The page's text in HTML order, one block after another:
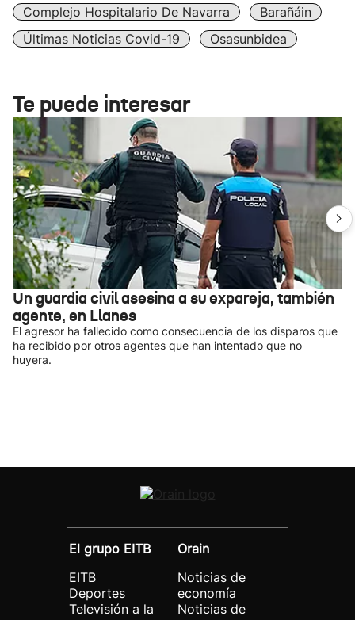
Complejo Hospitalario De Navarra
Barañáin
Últimas Noticias Covid-19
Osasunbidea
Te puede interesar
Un guardia civil asesina a su expareja, también
agente, en Llanes
El agresor ha fallecido como consecuencia de los disparos que
ha recibido por otros agentes que han intentado que no
huyera.
El grupo EITB
EITB
Deportes
Televisión a la
Orain
Noticias de
economía
Noticias de